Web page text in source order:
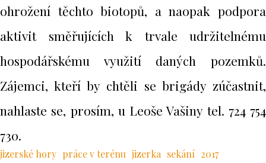
ohrožení těchto biotopů, a naopak podpora
aktivit směřujících k trvale udržitelnému
hospodářskému využití daných pozemků.
Zájemci, kteří by chtěli se brigády zúčastnit,
nahlaste se, prosím, u Leoše Vašiny tel. 724 754
730.
jizerské hory práce v terénu jizerka sekání 2017